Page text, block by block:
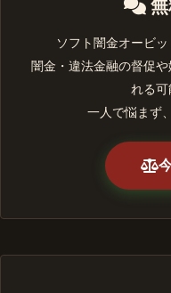
ソフト闇金オービ
闇金・違法金融の督促
れる可
一人で悩まず